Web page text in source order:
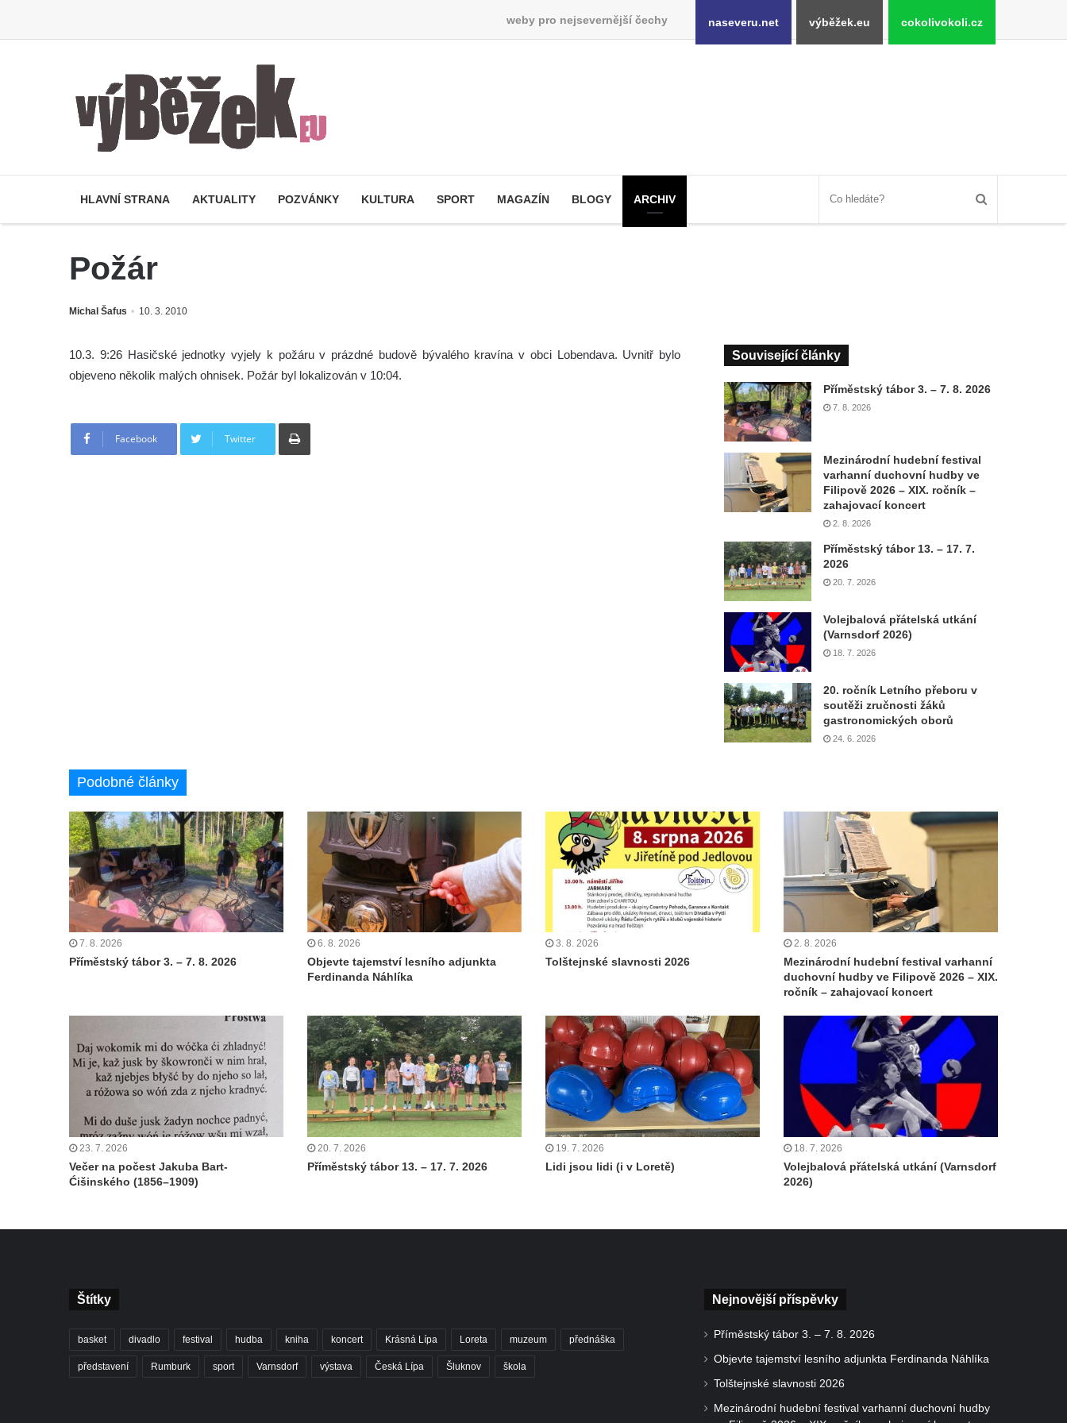
weby pro nejsevernější čechy naseveru.net výběžek.eu cokolivokoli.cz
HLAVNÍ STRANA AKTUALITY POZVÁNKY KULTURA SPORT MAGAZÍN BLOGY ARCHIV
Požár
Michal Šafus 10. 3. 2010
10.3. 9:26 Hasičské jednotky vyjely k požáru v prázdné budově bývalého kravína v obci Lobendava. Uvnitř bylo
objeveno několik malých ohnisek. Požár byl lokalizován v 10:04.
Facebook Twitter
Tisknout
Související články
Příměstský tábor 3. – 7. 8. 2026
7. 8. 2026
Mezinárodní hudební festival
varhanní duchovní hudby ve
Filipově 2026 – XIX. ročník –
zahajovací koncert
2. 8. 2026
Příměstský tábor 13. – 17. 7.
2026
20. 7. 2026
Volejbalová přátelská utkání
(Varnsdorf 2026)
18. 7. 2026
20. ročník Letního přeboru v
soutěži zručnosti žáků
gastronomických oborů
24. 6. 2026
Podobné články
7. 8. 2026
Příměstský tábor 3. – 7. 8. 2026
6. 8. 2026
Objevte tajemství lesního adjunkta
Ferdinanda Náhlíka
3. 8. 2026
Tolštejnské slavnosti 2026
2. 8. 2026
Mezinárodní hudební festival varhanní
duchovní hudby ve Filipově 2026 – XIX.
ročník – zahajovací koncert
23. 7. 2026
Večer na počest Jakuba Bart-
Ćišinského (1856–1909)
20. 7. 2026
Příměstský tábor 13. – 17. 7. 2026
19. 7. 2026
Lidi jsou lidi (i v Loretě)
18. 7. 2026
Volejbalová přátelská utkání (Varnsdorf
2026)
Štítky
basket divadlo festival hudba kniha koncert Krásná Lípa Loreta muzeum přednáška
představení Rumburk sport Varnsdorf výstava Česká Lípa Šluknov škola
Nejnovější příspěvky
Příměstský tábor 3. – 7. 8. 2026
Objevte tajemství lesního adjunkta Ferdinanda Náhlíka
Tolštejnské slavnosti 2026
Mezinárodní hudební festival varhanní duchovní hudby